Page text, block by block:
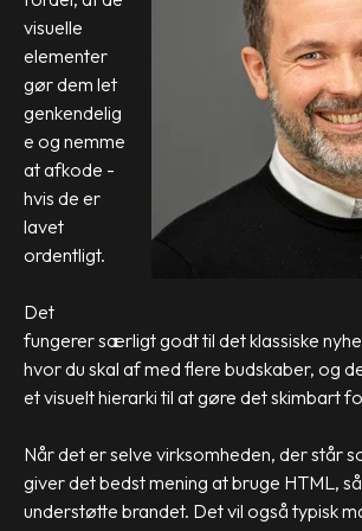
visuelle
elementer
gør dem let
genkendelig
e og nemme
at afkode -
hvis de er
lavet
ordentligt.
Det
fungerer særligt godt til det klassiske
hvor du skal af med flere budskaber, og
et visuelt hierarki til at gøre det skimbart
Når det er selve virksomheden, der står
giver det bedst mening at bruge HTML,
understøtte brandet. Det vil også typisk